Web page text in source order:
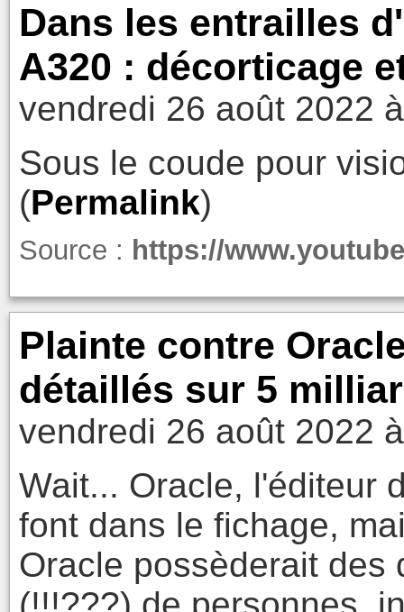
Dans les entrailles
A320 : décorticage
vendredi 26 août 2022
Sous le coude pour
(Permalink)
Source : https://
Plainte contre
détaillés sur 5
vendredi 26 août 2022
Wait... Oracle, l'éditeur
font dans le fichage,
Oracle possèderait des